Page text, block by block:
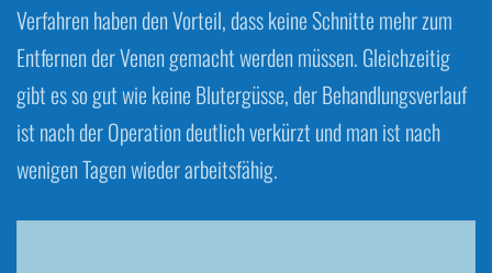
Verfahren haben den Vorteil, dass keine Schnitte mehr zum
Entfernen der Venen gemacht werden müssen. Gleichzeitig
gibt es so gut wie keine Blutergüsse, der Behandlungsverlauf
ist nach der Operation deutlich verkürzt und man ist nach
wenigen Tagen wieder arbeitsfähig.